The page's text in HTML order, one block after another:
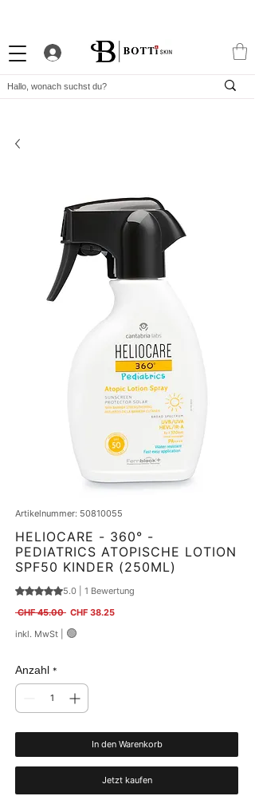
Artikelnummer: 50810055
HELIOCARE - 360° -
PEDIATRICS ATOPISCHE LOTION
SPF50 KINDER (250ML)
Das Rating beträgt 5.0 von fünf Sternen, basierend auf 1
5.0 | 1 Bewertung
CHF 45.00 Standardpreis
CHF 38.25Sale-Preis
inkl. MwSt
🟢
Anzahl *
In den Warenkorb
Jetzt kaufen